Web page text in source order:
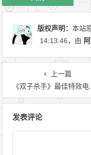
版权声明：本站
14:13:46，由
上一篇
《双子杀手》最佳特效电影视觉效果(提名)—蓝光1080p
发表评论